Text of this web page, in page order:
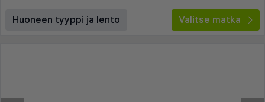
Huoneen tyyppi ja lento Valitse matka